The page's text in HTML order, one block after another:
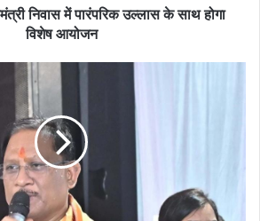
निवास में पारंपरिक उल्लास के साथ होगा
विशेष आयोजन